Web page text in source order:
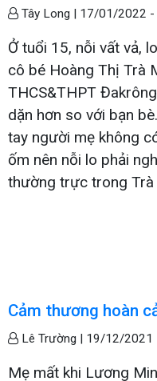
Tây Long | 17/01/2022 -
Ở tuổi 15, nỗi vất vả,
cô bé Hoàng Thị Trà
THCS&THPT
dặn hơn so với bạn
tay người mẹ không
ốm nên nỗi lo phải
thường trực trong Trà
Cảm thương hoàn
Lê Trường | 19/12/2021
Mẹ mất khi Lương